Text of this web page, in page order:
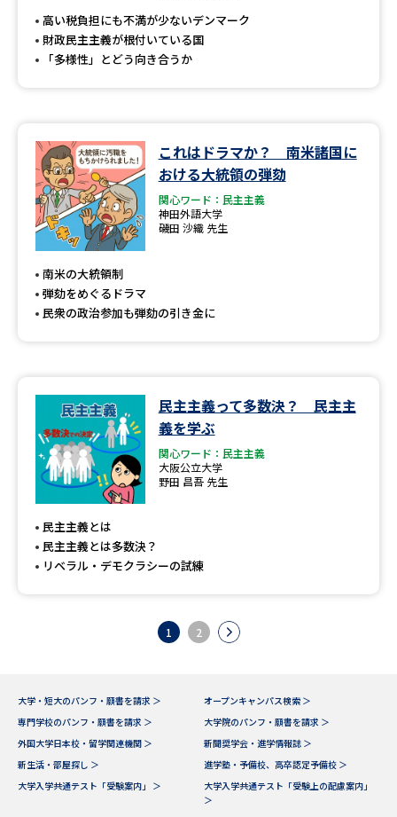
高い税負担にも不満が少ないデンマーク
財政民主主義が根付いている国
「多様性」とどう向き合うか
これはドラマか？ 南米諸国に
おける大統領の弾劾
関心ワード：民主主義
神田外語大学
磯田 沙織 先生
南米の大統領制
弾劾をめぐるドラマ
民衆の政治参加も弾劾の引き金に
民主主義って多数決？ 民主主
義を学ぶ
関心ワード：民主主義
大阪公立大学
野田 昌吾 先生
民主主義とは
民主主義とは多数決？
リベラル・デモクラシーの試練
1 2
大学・短大のパンフ・願書を請求 ＞
オープンキャンパス検索 ＞
専門学校のパンフ・願書を請求 ＞
大学院のパンフ・願書を請求 ＞
外国大学日本校・留学関連機関 ＞
新聞奨学会・進学情報誌 ＞
新生活・部屋探し ＞
進学塾・予備校、高卒認定予備校 ＞
大学入学共通テスト「受験案内」 ＞
大学入学共通テスト「受験上の配慮案内」
＞